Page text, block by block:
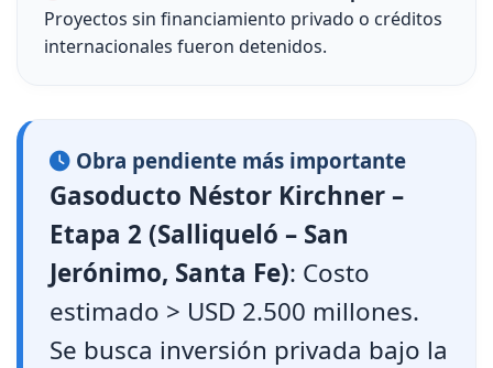
Proyectos sin financiamiento privado o créditos
internacionales fueron detenidos.
Obra pendiente más importante
Gasoducto Néstor Kirchner –
Etapa 2 (Salliqueló – San
Jerónimo, Santa Fe): Costo
estimado > USD 2.500 millones.
Se busca inversión privada bajo la